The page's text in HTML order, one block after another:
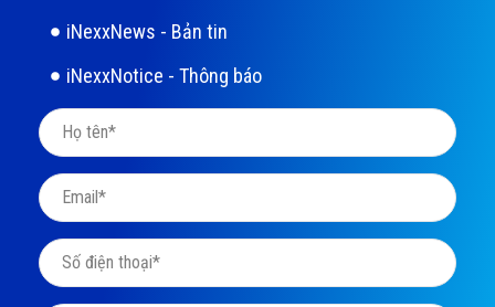
iNexxNews - Bản tin
iNexxNotice - Thông báo